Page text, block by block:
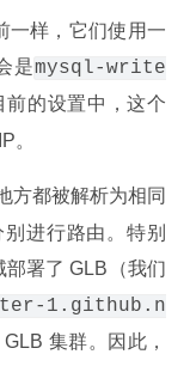
一样，它们使用一
是mysql-write
前的设置中，这个
IP。
方都被解析为相同
进行路由。特别
署了 GLB（我们
1.github.n
集群。因此，